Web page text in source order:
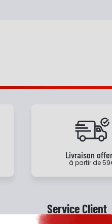
Livraison
à partir de
Service Client